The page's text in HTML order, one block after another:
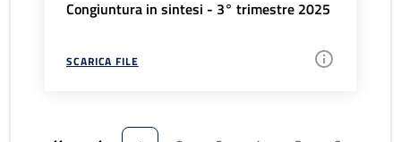
Congiuntura in sintesi - 3° trimestre 2025
SCARICA FILE